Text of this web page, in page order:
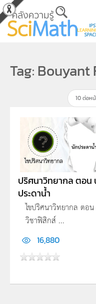
Skip to main content
Tag: Bouyant
ปริศนาวิทยากล ตอน
ประดาน้ำ
ไขปริศนาวิทยากล ตอ
วิชาฟิสิกส์ ...
16,880